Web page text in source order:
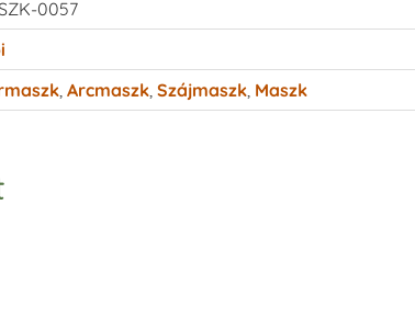
0057
, Arcmaszk, Szájmaszk, Maszk